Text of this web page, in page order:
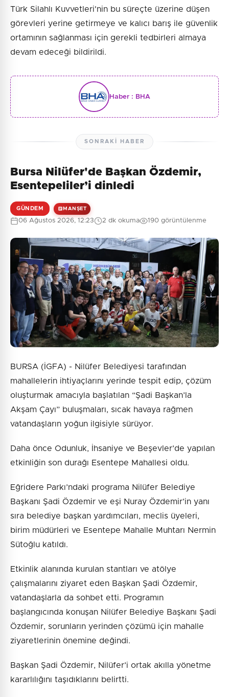
Türk Silahlı Kuvvetleri'nin bu süreçte üzerine düşen
görevleri yerine getirmeye ve kalıcı barış ile güvenlik
ortamının sağlanması için gerekli tedbirleri almaya
devam edeceği bildirildi.
Haber : BHA
SONRAKI HABER
Bursa Nilüfer'de Başkan Özdemir,
Esentepeliler’i dinledi
GÜNDEM MANŞET
06 Ağustos 2026, 12:23 2 dk okuma 190 görüntülenme
BURSA (İGFA) - Nilüfer Belediyesi tarafından
mahallelerin ihtiyaçlarını yerinde tespit edip, çözüm
oluşturmak amacıyla başlatılan “Şadi Başkan’la
Akşam Çayı” buluşmaları, sıcak havaya rağmen
vatandaşların yoğun ilgisiyle sürüyor.
Daha önce Odunluk, İhsaniye ve Beşevler’de yapılan
etkinliğin son durağı Esentepe Mahallesi oldu.
Eğridere Parkı’ndaki programa Nilüfer Belediye
Başkanı Şadi Özdemir ve eşi Nuray Özdemir’in yanı
sıra belediye başkan yardımcıları, meclis üyeleri,
birim müdürleri ve Esentepe Mahalle Muhtarı Nermin
Sütoğlu katıldı.
Etkinlik alanında kurulan stantları ve atölye
çalışmalarını ziyaret eden Başkan Şadi Özdemir,
vatandaşlarla da sohbet etti. Programın
başlangıcında konuşan Nilüfer Belediye Başkanı Şadi
Özdemir, sorunların yerinden çözümü için mahalle
ziyaretlerinin önemine değindi.
Başkan Şadi Özdemir, Nilüfer’i ortak akılla yönetme
kararlılığını taşıdıklarını belirtti.